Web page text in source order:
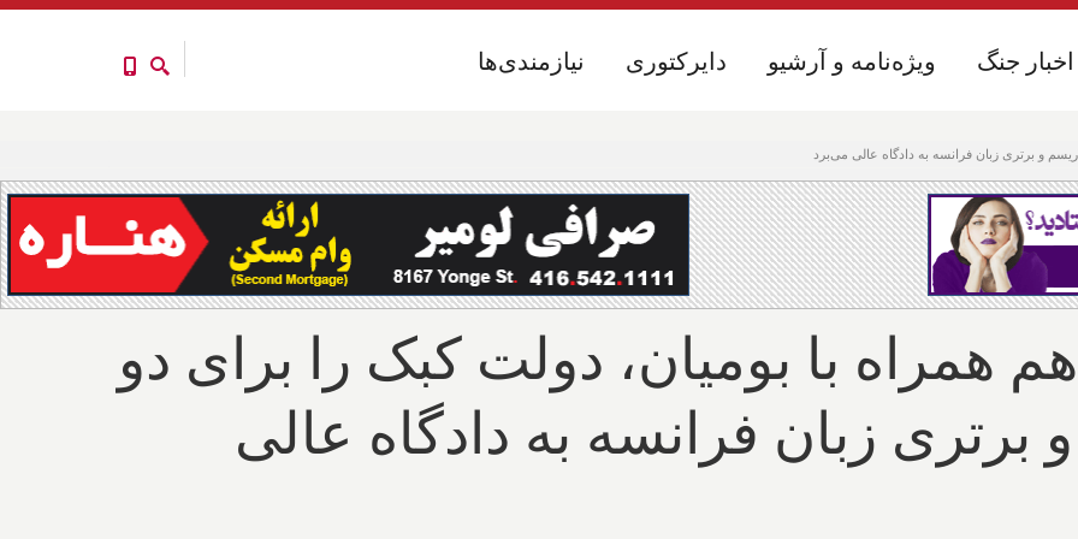
و برتری زبان فرانسه به دادگاه عالی می‌برد
نیازمندی‌ها دایرکتوری ویژه‌نامه و آرشیو اخبار جنگ نیازمندی‌ها دایرکتوری ویژه‌نامه و آرشیو اخبار جنگ
همراه با بومیان، دولت کبک را برای دو
برتری زبان فرانسه به دادگاه عالی